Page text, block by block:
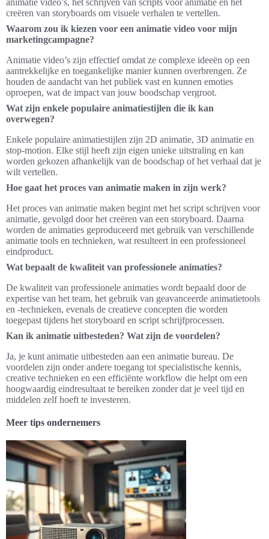
animatie video’s, het schrijven van scripts voor animatie en het
creëren van storyboards om visuele verhalen te vertellen.
Waarom zou ik kiezen voor een animatie video voor mijn
marketingcampagne?
Animatie video’s zijn effectief omdat ze complexe ideeën op een
aantrekkelijke en toegankelijke manier kunnen overbrengen. Ze
houden de aandacht van het publiek vast en kunnen emoties
oproepen, wat de impact van jouw boodschap vergroot.
Wat zijn enkele populaire animatiestijlen die ik kan
overwegen?
Enkele populaire animatiestijlen zijn 2D animatie, 3D animatie en
stop-motion. Elke stijl heeft zijn eigen unieke uitstraling en kan
worden gekozen afhankelijk van de boodschap of het verhaal dat je
wilt vertellen.
Hoe gaat het proces van animatie maken in zijn werk?
Het proces van animatie maken begint met het script schrijven voor
animatie, gevolgd door het creëren van een storyboard. Daarna
worden de animaties geproduceerd met gebruik van verschillende
animatie tools en technieken, wat resulteert in een professioneel
eindproduct.
Wat bepaalt de kwaliteit van professionele animaties?
De kwaliteit van professionele animaties wordt bepaald door de
expertise van het team, het gebruik van geavanceerde animatietools
en -technieken, evenals de creatieve concepten die worden
toegepast tijdens het storyboard en script schrijfprocessen.
Kan ik animatie uitbesteden? Wat zijn de voordelen?
Ja, je kunt animatie uitbesteden aan een animatie bureau. De
voordelen zijn onder andere toegang tot specialistische kennis,
creative technieken en een efficiënte workflow die helpt om een
hoogwaardig eindresultaat te bereiken zonder dat je veel tijd en
middelen zelf hoeft te investeren.
Meer tips ondernemers